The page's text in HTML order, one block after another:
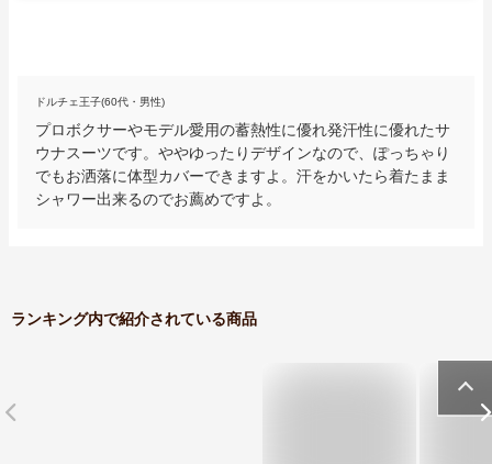
ドルチェ王子(60代・男性)
プロボクサーやモデル愛用の蓄熱性に優れ発汗性に優れたサ
ウナスーツです。ややゆったりデザインなので、ぽっちゃり
でもお洒落に体型カバーできますよ。汗をかいたら着たまま
シャワー出来るのでお薦めですよ。
ランキング内で紹介されている商品